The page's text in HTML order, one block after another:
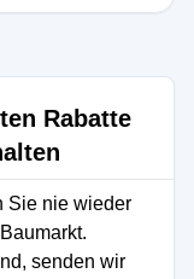
Rabatte
Sie nie wieder
senden wir